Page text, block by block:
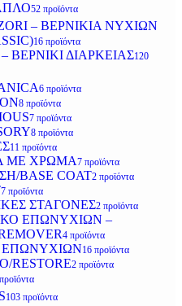
52 προϊόντα
– ΒΕΡΝΙΚΙΑ ΝΥΧΙΩΝ
16 προϊόντα
ΒΕΡΝΙΚΙ ΔΙΑΡΚΕΙΑΣ120
6 προϊόντα
8 προϊόντα
7 προϊόντα
8 προϊόντα
11 προϊόντα
ΜΕ ΧΡΩΜΑ7 προϊόντα
BASE COAT2 προϊόντα
7 προϊόντα
ΣΤΑΓΟΝΕΣ2 προϊόντα
ΕΠΩΝΥΧΙΩΝ –
4 προϊόντα
ΕΠΩΝΥΧΙΩΝ16 προϊόντα
RESTORE2 προϊόντα
103 προϊόντα